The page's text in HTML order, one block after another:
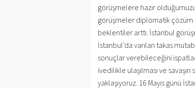
görüşmelere hazır
görüşmeler diplomatik çözüm
beklentiler arttı. İstanbul
İstanbul’da varılan takas
sonuçlar verebileceğini
ivedilikle ulaşılması ve
yaklaşıyoruz. 16 Mayıs günü